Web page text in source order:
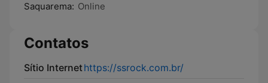
Saquarema: Online
Contatos
Sítio Internethttps://ssrock.com.br/